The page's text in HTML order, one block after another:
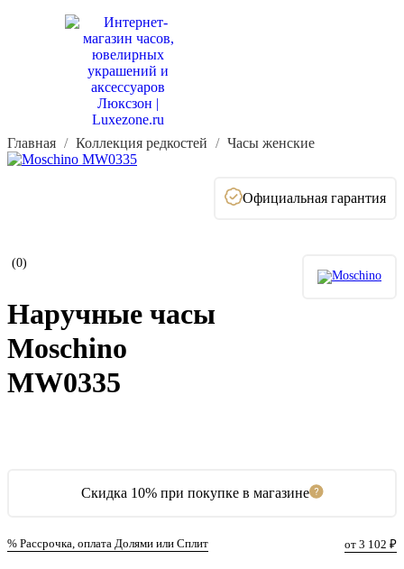
Главная Коллекция редкостей Часы женские
Официальная гарантия
(0)
Скидка 10% при покупке в магазине
% Рассрочка, оплата Долями или Сплит от 3 102 ₽
Наручные часы
Moschino
MW0335